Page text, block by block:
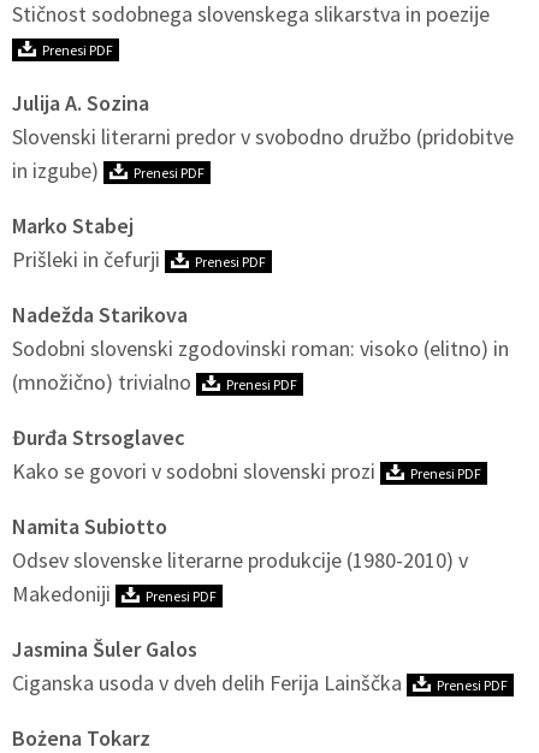
Stičnost sodobnega slovenskega slikarstva in poezije
Prenesi PDF
Julija A. Sozina
Slovenski literarni predor v svobodno družbo (pridobitve
in izgube)
Prenesi PDF
Marko Stabej
Prišleki in čefurji
Prenesi PDF
Nadežda Starikova
Sodobni slovenski zgodovinski roman: visoko (elitno) in
(množično) trivialno
Prenesi PDF
Đurđa Strsoglavec
Kako se govori v sodobni slovenski prozi
Prenesi PDF
Namita Subiotto
Odsev slovenske literarne produkcije (1980-2010) v
Makedoniji
Prenesi PDF
Jasmina Šuler Galos
Ciganska usoda v dveh delih Ferija Lainščka
Prenesi PDF
Bożena Tokarz